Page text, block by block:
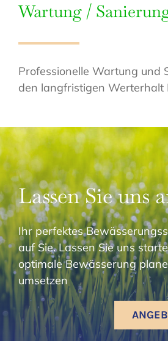
Wartung /
Professionelle Wartung und
den langfristigen Werterhalt
Lassen Sie uns
Ihr perfektes
auf Sie. Lassen Sie uns
optimale Bewässerung
umsetzen